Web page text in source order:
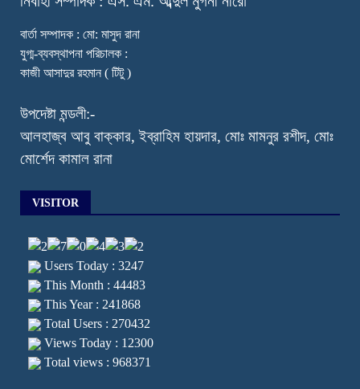
বার্তা সম্পাদক : মো: মাসুদ রানা
যুগ্ম-ব্যবস্থাপনা পরিচালক :
কাজী আসাদুর রহমান ( টিটু )
উপদেষ্টা মন্ডলী:-
আলহাজ্ব আবু বাক্কার, ইব্রাহিম হায়দার, মোঃ মামনুর রশীদ, মোঃ
মোর্শেদ কামাল রানা
VISITOR
Users Today : 3247
This Month : 44483
This Year : 241868
Total Users : 270432
Views Today : 12300
Total views : 968371